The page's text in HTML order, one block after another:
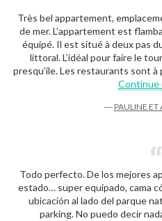
Très bel appartement,
de mer. L’appartement est
équipé. Il est situé à deux pas
littoral. L’idéal pour faire le
presqu’ile. Les restaurants sont
Continue
― PAULINE ET
Todo perfecto. De los mejores
estado… super equipado, cama
ubicación al lado del parque
parking. No puedo decir